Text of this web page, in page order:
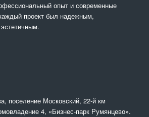
опыт и современные
проект был надежным,
поселение Московский, 22-й км
4, «Бизнес-парк Румянцево».